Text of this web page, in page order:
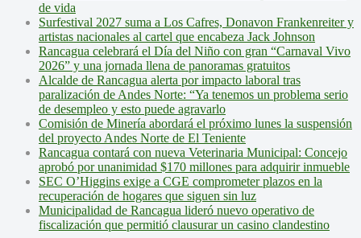
de vida
Surfestival 2027 suma a Los Cafres, Donavon Frankenreiter y
artistas nacionales al cartel que encabeza Jack Johnson
Rancagua celebrará el Día del Niño con gran “Carnaval Vivo
2026” y una jornada llena de panoramas gratuitos
Alcalde de Rancagua alerta por impacto laboral tras
paralización de Andes Norte: “Ya tenemos un problema serio
de desempleo y esto puede agravarlo
Comisión de Minería abordará el próximo lunes la suspensión
del proyecto Andes Norte de El Teniente
Rancagua contará con nueva Veterinaria Municipal: Concejo
aprobó por unanimidad $170 millones para adquirir inmueble
SEC O’Higgins exige a CGE comprometer plazos en la
recuperación de hogares que siguen sin luz
Municipalidad de Rancagua lideró nuevo operativo de
fiscalización que permitió clausurar un casino clandestino